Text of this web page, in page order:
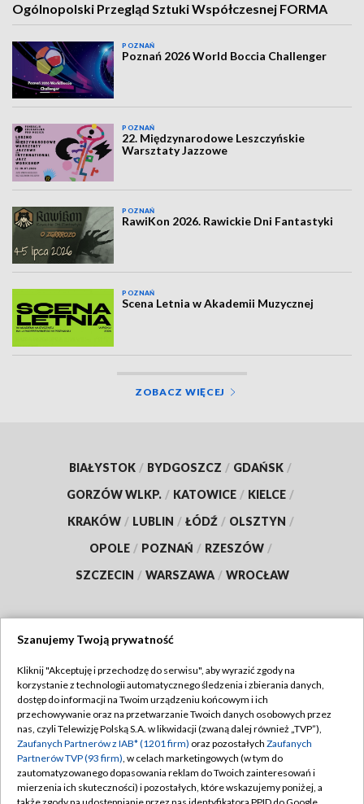
Ogólnopolski Przegląd Sztuki Współczesnej FORMA
POZNAŃ
Poznań 2026 World Boccia Challenger
POZNAŃ
22. Międzynarodowe Leszczyńskie
Warsztaty Jazzowe
POZNAŃ
RawiKon 2026. Rawickie Dni Fantastyki
POZNAŃ
Scena Letnia w Akademii Muzycznej
ZOBACZ WIĘCEJ
BIAŁYSTOK / BYDGOSZCZ / GDAŃSK /
GORZÓW WLKP. / KATOWICE / KIELCE /
KRAKÓW / LUBLIN / ŁÓDŹ / OLSZTYN /
OPOLE / POZNAŃ / RZESZÓW /
SZCZECIN / WARSZAWA / WROCŁAW
TVP
Abonament TVP
Emisja w TVP
Centrum informacji TVP
Naziemna Telewizja Cyfrowa
Regulamin TVP
Polityka prywatności
Moje zgody
Pomoc
Szanujemy Twoją prywatność
Kliknij "Akceptuję i przechodzę do serwisu", aby wyrazić zgody na
korzystanie z technologii automatycznego śledzenia i zbierania danych,
dostęp do informacji na Twoim urządzeniu końcowym i ich
przechowywanie oraz na przetwarzanie Twoich danych osobowych przez
nas, czyli Telewizję Polską S.A. w likwidacji (zwaną dalej również „TVP”),
Zaufanych Partnerów z IAB* (1201 firm) oraz pozostałych Zaufanych
Partnerów TVP (93 firm), w celach marketingowych (w tym do
zautomatyzowanego dopasowania reklam do Twoich zainteresowań i
mierzenia ich skuteczności) i pozostałych, które wskazujemy poniżej, a